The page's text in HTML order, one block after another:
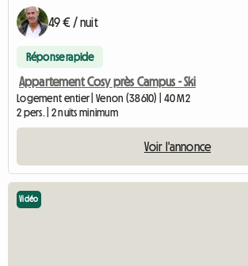
49 € / nuit
Réponse rapide
Appartement Cosy près Campus - Ski
Logement entier | Venon (38610) | 40 M2
2 pers. | 2 nuits minimum
Voir l'annonce
Vidéo